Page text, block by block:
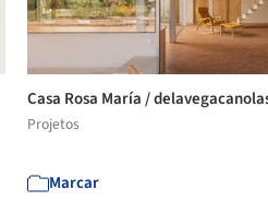
Casa Rosa María /
Projetos
Marcar